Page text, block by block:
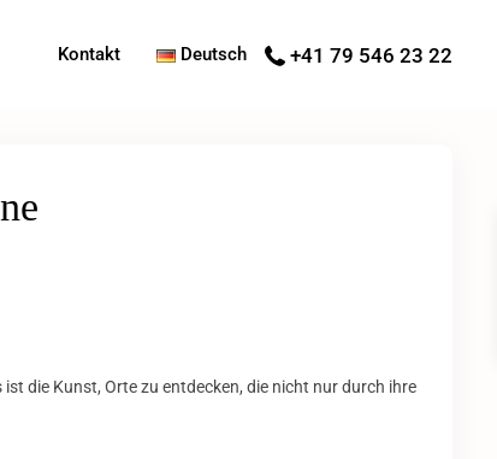
Kontakt Deutsch +41 79 546 23 22
die Kunst, Orte zu entdecken, die nicht nur durch ihre